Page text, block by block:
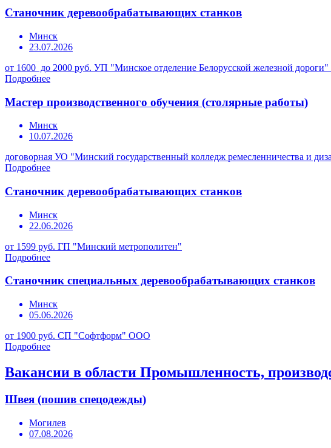
Станочник деревообрабатывающих станков
Минск
23.07.2026
от 1600 до 2000 руб. УП "Минское отделение Белорусской железной
Подробнее
Мастер производственного обучения (столярные работы)
Минск
10.07.2026
договорная УО "Минский государственный колледж ремесленничества и
Подробнее
Станочник деревообрабатывающих станков
Минск
22.06.2026
от 1599 руб. ГП "Минский метрополитен"
Подробнее
Станочник специальных деревообрабатывающих станков
Минск
05.06.2026
от 1900 руб. СП "Софтформ" ООО
Подробнее
Вакансии в области Промышленность,
Швея (пошив спецодежды)
Могилев
07.08.2026